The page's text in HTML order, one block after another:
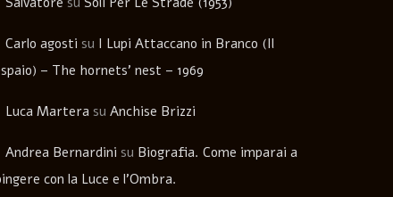
Carlo agosti su I Lupi Attaccano in Branco (Il
– The hornets’ nest – 1969
Luca Marterasu Anchise Brizzi
Andrea Bernardini su Biografia. Come imparai a
con la Luce e l’Ombra.